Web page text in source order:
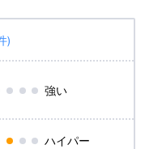
)
強い
ハイパー